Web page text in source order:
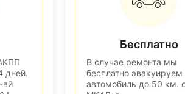
дней.
Бесплатно
В случае ремонта мы
бесплатно
автомобиль до 50 км.